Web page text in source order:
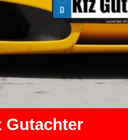
Gutachter